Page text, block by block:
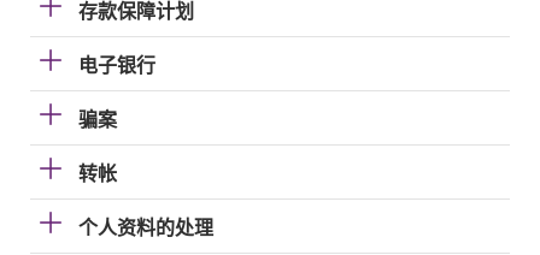
存款保障计划
电子银行
骗案
转帐
个人资料的处理